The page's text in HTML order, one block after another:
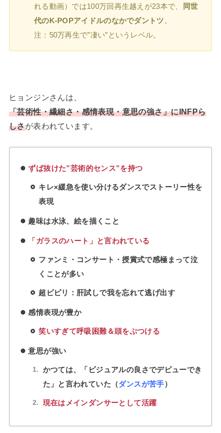
れる動画）では100万回再生越えが23本で、
同世
代のK-POPアイドルのなかでダントツ 。
注：50万再生で”凄い”というレベル。
ヒョンジンさんは、
「芸術性・繊細さ・感情表現・意思の強さ」にINFPら
しさが表われています。
ずば抜けた”芸術的センス”を持つ
キレ×緩急を使い分けるダンスでストーリー性を
表現
趣味は水泳、絵を描くこと
「ガラスのハート」と言われている
ファンミ・コンサート・授賞式で感極まって泣
くことが多い
超ビビリ：肝試しで我を忘れて逃げ出す
感情表現が豊か
笑いすぎて呼吸困難＆頭をぶつける
意思が強い
かつては、「ビジュアルの良さでデビューでき
た」と言われていた（ダンスが苦手）
現在はメインダンサーとして活躍